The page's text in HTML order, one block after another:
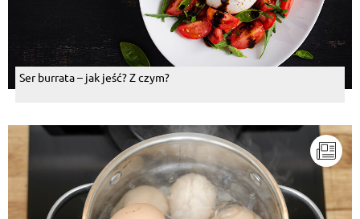
Ser burrata – jak jeść? Z czym?